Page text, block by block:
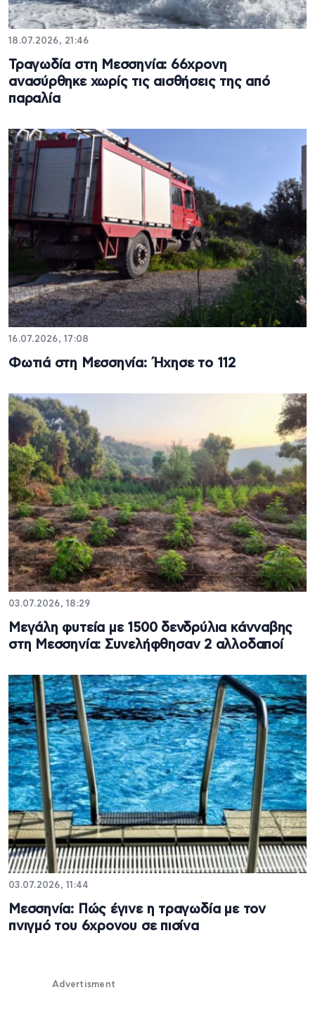
18.07.2026, 21:46
Τραγωδία στη Μεσσηνία: 66χρονη
ανασύρθηκε χωρίς τις αισθήσεις της από
παραλία
16.07.2026, 17:08
Φωτιά στη Μεσσηνία: Ήχησε το 112
03.07.2026, 18:29
Μεγάλη φυτεία με 1500 δενδρύλια κάνναβης
στη Μεσσηνία: Συνελήφθησαν 2 αλλοδαποί
03.07.2026, 11:44
Μεσσηνία: Πώς έγινε η τραγωδία με τον
πνιγμό του 6χρονου σε πισίνα
Advertisment